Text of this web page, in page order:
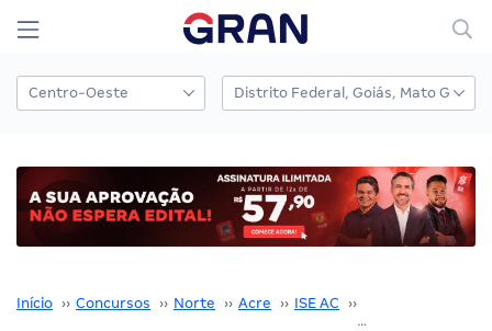
Início ›› Concursos ›› Norte ›› Acre ›› ISE AC ››